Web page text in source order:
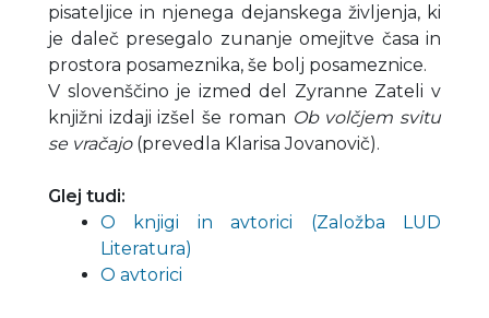
pisateljice in njenega dejanskega življenja, ki
je daleč presegalo zunanje omejitve časa in
prostora posameznika, še bolj posameznice.
V slovenščino je izmed del Zyranne Zateli v
knjižni izdaji izšel še roman Ob volčjem svitu
se vračajo(prevedla Klarisa Jovanovič).
Glej tudi:
O knjigi in avtorici (Založba LUD
Literatura)
O avtorici